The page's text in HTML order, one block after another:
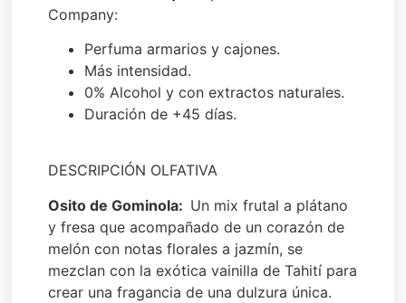
Company:
Perfuma armarios y cajones.
Más intensidad.
0% Alcohol y con extractos naturales.
Duración de +45 días.
DESCRIPCIÓN OLFATIVA
Osito de Gominola: Un mix frutal a plátano
y fresa que acompañado de un corazón de
melón con notas florales a jazmín, se
mezclan con la exótica vainilla de Tahití para
crear una fragancia de una dulzura única.